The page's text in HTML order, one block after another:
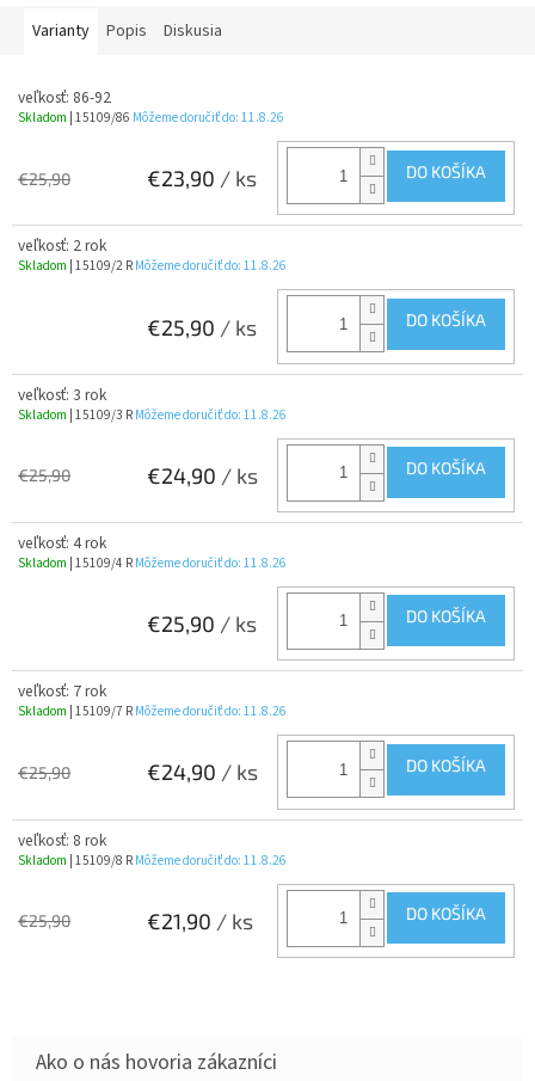
Varianty Popis Diskusia
veľkosť: 86-92
Skladom | 15109/86 Môžeme doručiť do: 11.8.26
€25,90 €23,90 / ks DO KOŠÍKA
veľkosť: 2 rok
Skladom | 15109/2 R Môžeme doručiť do: 11.8.26
€25,90 / ks DO KOŠÍKA
veľkosť: 3 rok
Skladom | 15109/3 R Môžeme doručiť do: 11.8.26
€25,90 €24,90 / ks DO KOŠÍKA
veľkosť: 4 rok
Skladom | 15109/4 R Môžeme doručiť do: 11.8.26
€25,90 / ks DO KOŠÍKA
veľkosť: 7 rok
Skladom | 15109/7 R Môžeme doručiť do: 11.8.26
€25,90 €24,90 / ks DO KOŠÍKA
veľkosť: 8 rok
Skladom | 15109/8 R Môžeme doručiť do: 11.8.26
€25,90 €21,90 / ks DO KOŠÍKA